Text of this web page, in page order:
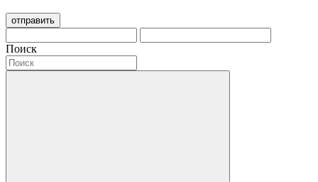
отправить
Поиск